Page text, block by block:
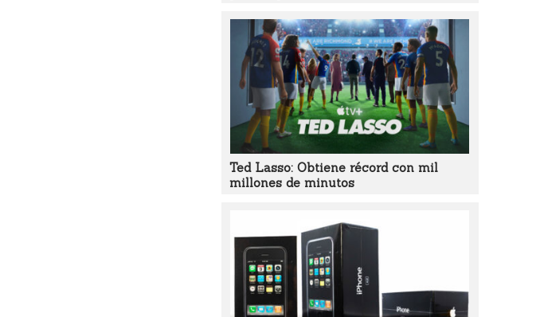
Ted Lasso: Obtiene récord con mil
millones de minutos